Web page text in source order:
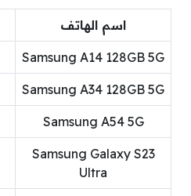
اسم الهاتف
Samsung A14 128GB 5G
Samsung A34 128GB 5G
Samsung A54 5G
Samsung Galaxy S23
Ultra